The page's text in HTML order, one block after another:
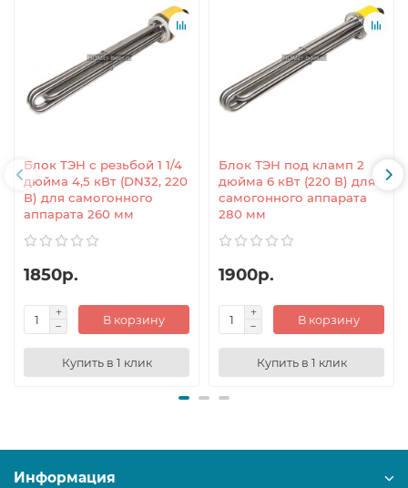
Блок ТЭН с резьбой 1 1/4
дюйма 4,5 кВт (DN32, 220
В) для самогонного
аппарата 260 мм
1850р.
В корзину
Купить в 1 клик
Блок ТЭН под кламп 2
дюйма 6 кВт (220 В) для
самогонного аппарата
280 мм
1900р.
В корзину
Купить в 1 клик
Информация